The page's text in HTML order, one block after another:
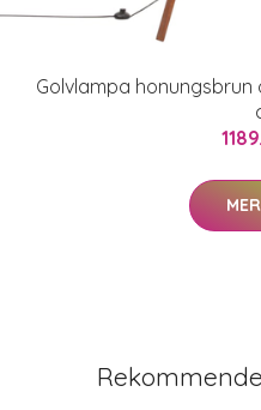
Golvlampa honungsbrun